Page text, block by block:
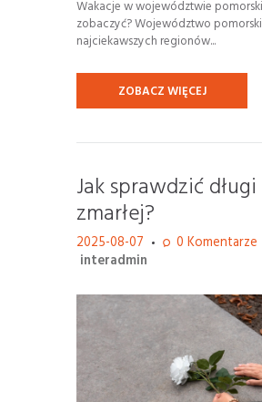
Wakacje w województwie
zobaczyć? Województwo
najciekawszych regionów...
ZOBACZ WIĘCEJ
Jak sprawdzić
zmarłej?
2025-08-07 0 Komentarze
interadmin